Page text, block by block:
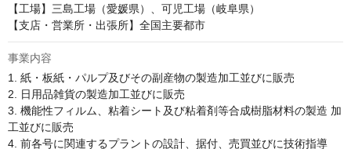
【工場】三島工場（愛媛県）、可児工場（岐阜県）
【支店・営業所・出張所】全国主要都市
事業内容
1. 紙・板紙・パルプ及びその副産物の製造加工並びに販売
2. 日用品雑貨の製造加工並びに販売
3. 機能性フィルム、粘着シート及び粘着剤等合成樹脂材料の製造 加
工並びに販売
4. 前各号に関連するプラントの設計、据付、売買並びに技術指導